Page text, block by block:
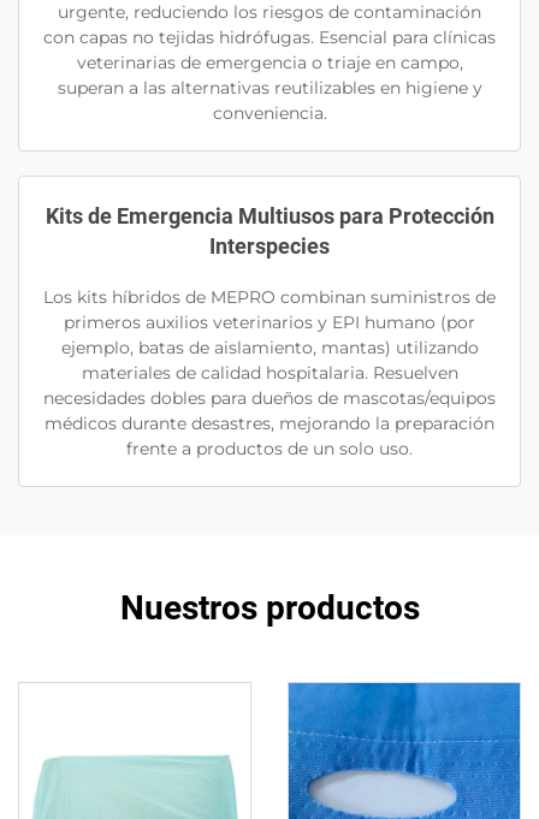
urgente, reduciendo los riesgos de contaminación
con capas no tejidas hidrófugas. Esencial para clínicas
veterinarias de emergencia o triaje en campo,
superan a las alternativas reutilizables en higiene y
conveniencia.
Kits de Emergencia Multiusos para Protección
Interspecies
Los kits híbridos de MEPRO combinan suministros de
primeros auxilios veterinarios y EPI humano (por
ejemplo, batas de aislamiento, mantas) utilizando
materiales de calidad hospitalaria. Resuelven
necesidades dobles para dueños de mascotas/equipos
médicos durante desastres, mejorando la preparación
frente a productos de un solo uso.
Nuestros productos